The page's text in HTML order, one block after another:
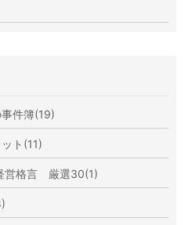
件簿(19)
ト(11)
営格言 厳選30(1)